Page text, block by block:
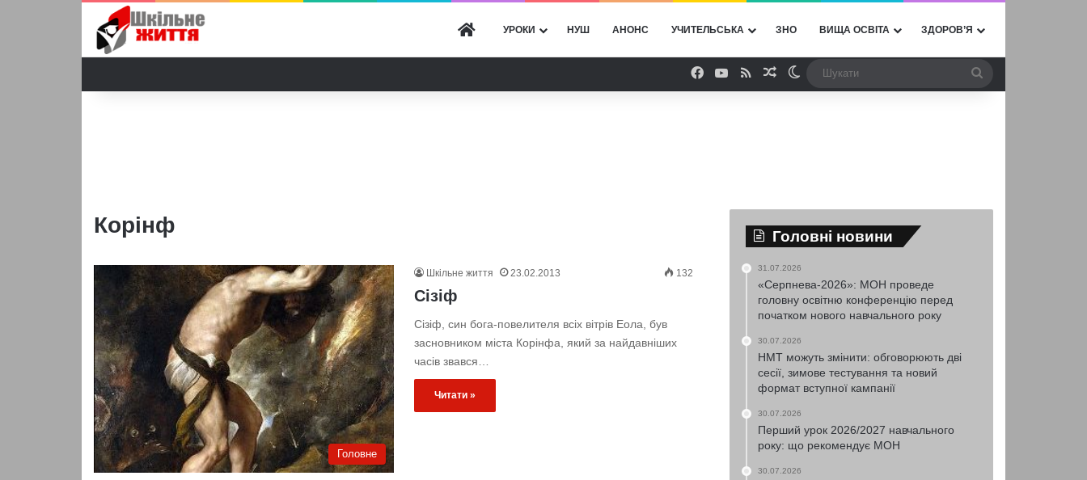
ГОЛОВНА
УРОКИ НУШ АНОНС УЧИТЕЛЬСЬКА ЗНО ВИЩА ОСВІТА ЗДОРОВ’Я
Facebook
YouTube
RSSВипадкова стаття
Switch skin
Корінф
Головне
Шкільне життя 23.02.2013 132
Сізіф
Сізіф, син бога-повелителя всіх вітрів Еола, був
засновником міста Корінфа, який за найдавніших
часів звався…
Читати »
Головні новини
31.07.2026
«Серпнева-2026»: МОН проведе
головну освітню конференцію перед
початком нового навчального року
30.07.2026
НМТ можуть змінити: обговорюють дві
сесії, зимове тестування та новий
формат вступної кампанії
30.07.2026
Перший урок 2026/2027 навчального
року: що рекомендує МОН
30.07.2026